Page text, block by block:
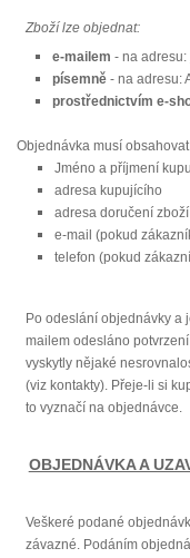
Zboží lze objednat:
e-mailem - na adresu:
písemně - na adresu:
prostřednictvím e-
Objednávka musí
Jméno a příjmení
adresa kupujícího
adresa doručení zboží
e-mail (pokud
telefon (pokud
Po odeslání objednávky a
mailem odesláno
vyskytly nějaké
(viz kontakty). Přeje-li si
to vyznačí na objednávce.
OBJEDNÁVKA A
Veškeré podané
závazné. Podáním